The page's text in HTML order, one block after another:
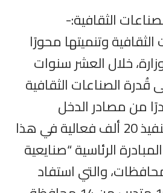
الثقافية:-
وتنميتها محورًا
خلال العشر سنوات
قُدرة الصناعات الثقافية
من مصادر الدخل
القومي، حيث تم تنفيذ 20 ألف فعالية في هذا
الرئاسية “صنايعية
والتي استفاد